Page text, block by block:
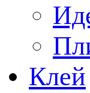
Клей